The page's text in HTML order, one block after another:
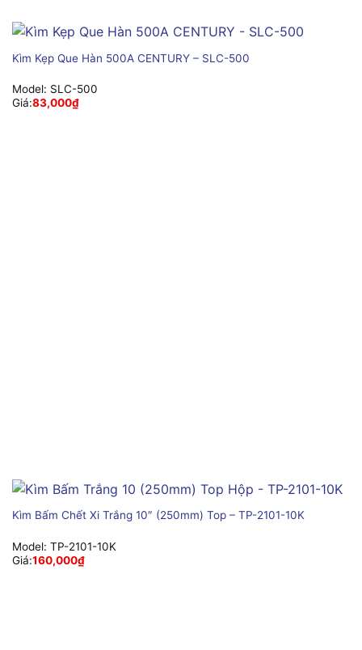
Kìm Kẹp Que Hàn 500A CENTURY – SLC-500
Model: SLC-500
Giá:83,000₫
Kìm Bấm Chết Xi Trắng 10″ (250mm) Top – TP-2101-10K
Model: TP-2101-10K
Giá:160,000₫